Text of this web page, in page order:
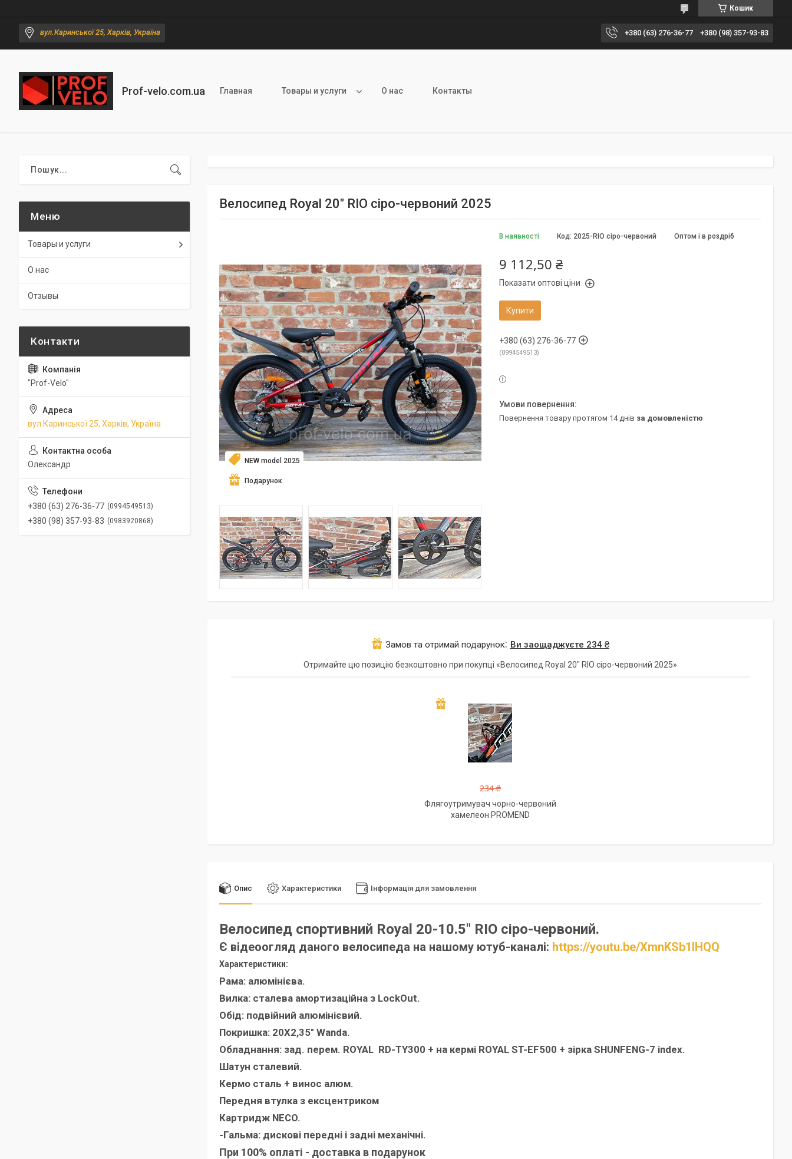
Кошик
вул.Каринської 25, Харків, Україна +380 (63) 276-36-77 +380 (98) 357-93-83
Prof-velo.com.ua Главная Товары и услуги О нас Контакты
Велосипед Royal 20" RIO сіро-червоний 2025
NEW model 2025
Подарунок
В наявності Оптом і в роздріб
Код: 2025-RIO сіро-червоний
9 112,50 ₴
Показати оптові ціни
Купити
+380 (63) 276-36-77
0994549513
повернення товару протягом 14 днів за домовленістю
Замов та отримай подарунок Ви заощаджуєте 234 ₴
Отримайте цю позицію безкоштовно при покупці «Велосипед Royal 20" RIO сіро-червоний 2025»
234 ₴
Флягоутримувач чорно-червоний
хамелеон PROMEND
Опис Характеристики Інформація для замовлення
Велосипед спортивний Royal 20-10.5" RIO сіро-червоний.
Є відеоогляд даного велосипеда на нашому ютуб-каналі: https://youtu.be/XmnKSb1IHQQ
Характеристики:
Рама: алюмінієва.
Вилка: сталева амортизаційна з LockOut.
Обід: подвійний алюмінієвий.
Покришка: 20Х2,35" Wanda.
Обладнання: зад. перем. ROYAL RD-TY300 + на кермі ROYAL ST-EF500 + зірка SHUNFENG-7 index.
Шатун сталевий.
Кермо сталь + винос алюм.
Передня втулка з ексцентриком
Картридж NECO.
-Гальма: дискові передні і задні механічні.
При 100% оплаті - доставка в подарунок
Товары и услуги
О нас
Отзывы
"Prof-Velo"
вул.Каринської 25, Харків, Україна
Олександр
+380 (63) 276-36-77 0994549513
+380 (98) 357-93-83 0983920868